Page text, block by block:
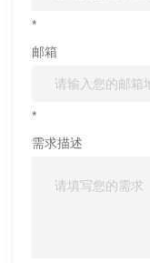
*
邮箱
*
需求描述